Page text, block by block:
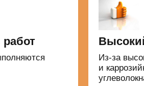
Из-за
и